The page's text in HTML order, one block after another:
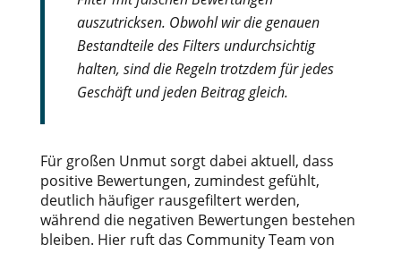
auszutricksen. Obwohl wir die genauen
Bestandteile des Filters undurchsichtig
halten, sind die Regeln trotzdem für jedes
Geschäft und jeden Beitrag gleich.
Für großen Unmut sorgt dabei aktuell, dass
positive Bewertungen, zumindest gefühlt,
deutlich häufiger rausgefiltert werden,
während die negativen Bewertungen bestehen
bleiben. Hier ruft das Community Team von